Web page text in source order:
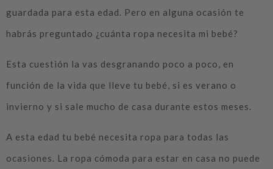
guardada para esta edad. Pero en alguna ocasión te
habrás preguntado ¿cuánta ropa necesita mi bebé?
Esta cuestión la vas desgranando poco a poco, en
función de la vida que lleve tu bebé, si es verano o
invierno y si sale mucho de casa durante estos meses.
A esta edad tu bebé necesita ropa para todas las
ocasiones. La ropa cómoda para estar en casa no puede